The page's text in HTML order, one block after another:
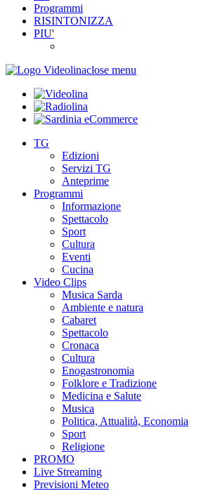
Programmi
RISINTONIZZA
PIU'
close menu
TG
Edizioni
Servizi TG
Anteprime
Programmi
Informazione
Spettacolo
Sport
Cultura
Eventi
Cucina
Video Clips
Musica Sarda
Ambiente e natura
Cabaret
Spettacolo
Cronaca
Cultura
Enogastronomia
Folklore e Tradizione
Medicina e Salute
Musica
Politica, Attualità, Economia
Sport
Religione
PROMO
Live Streaming
Previsioni Meteo